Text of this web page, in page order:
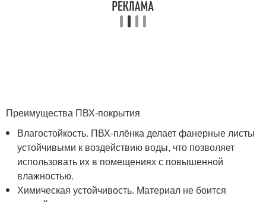
Преимущества ПВХ-покрытия
Влагостойкость. ПВХ-плёнка делает фанерные листы
устойчивыми к воздействию воды, что позволяет
использовать их в помещениях с повышенной
влажностью.
Химическая устойчивость. Материал не боится